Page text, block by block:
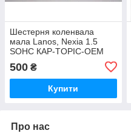
Шестерня коленвала
мала Lanos, Nexia 1.5
SOHC КАР-TOPIC-ОЕМ
500 ₴
Купити
Про нас